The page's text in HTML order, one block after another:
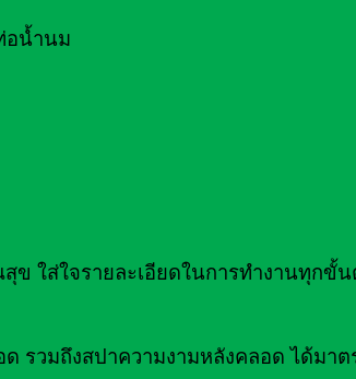
อน้ำนม
ใส่ใจรายละเอียดในการทำงานทุกขั้
รวมถึงสปาความงามหลังคลอด ได้มาต